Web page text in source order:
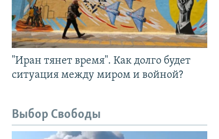
"Иран тянет время". Как долго будет
ситуация между миром и войной?
Выбор Свободы